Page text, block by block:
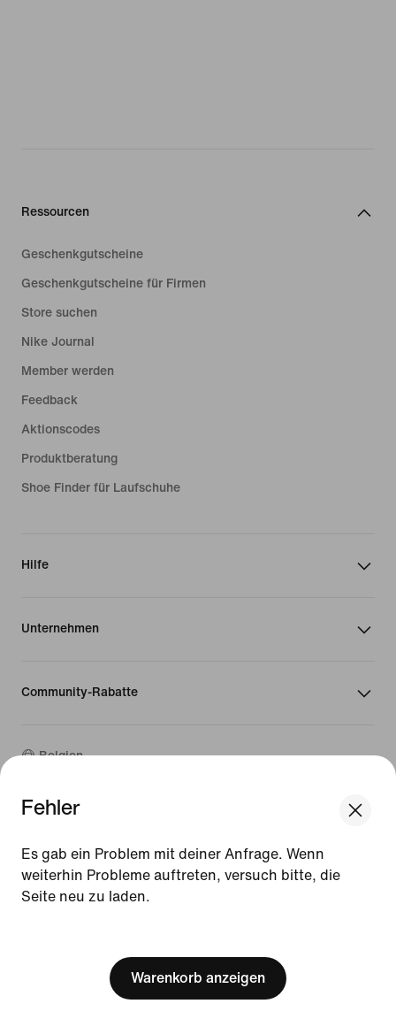
Update your location?
Belgien
Fehler
Es gab ein Problem mit deiner Anfrage. Wenn
weiterhin Probleme auftreten, versuch bitte, die
Seite neu zu laden.
Warenkorb anzeigen
Ressourcen
Geschenkgutscheine
Geschenkgutscheine für Firmen
Store suchen
Nike Journal
Member werden
Feedback
Aktionscodes
Produktberatung
Shoe Finder für Laufschuhe
Hilfe
Unternehmen
Community-Rabatte
Belgien
© 2026Nike, Inc. Alle Rechte vorbehalten
Nutzungsbedingungen
Verkaufsbedingungen
Impressum